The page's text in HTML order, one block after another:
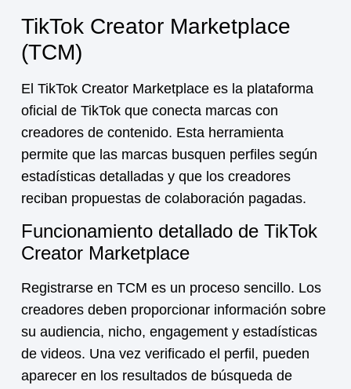
TikTok Creator Marketplace
(TCM)
El TikTok Creator Marketplace es la plataforma
oficial de TikTok que conecta marcas con
creadores de contenido. Esta herramienta
permite que las marcas busquen perfiles según
estadísticas detalladas y que los creadores
reciban propuestas de colaboración pagadas.
Funcionamiento detallado de TikTok
Creator Marketplace
Registrarse en TCM es un proceso sencillo. Los
creadores deben proporcionar información sobre
su audiencia, nicho, engagement y estadísticas
de videos. Una vez verificado el perfil, pueden
aparecer en los resultados de búsqueda de